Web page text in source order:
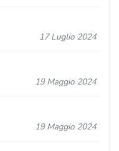
17 Luglio 2024
19 Maggio 2024
19 Maggio 2024